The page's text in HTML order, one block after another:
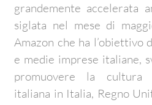
grandemente accelerata
siglata nel mese di
Amazon che ha l’obiettivo
e medie imprese italiane,
promuovere la cultura
italiana in Italia, Regno